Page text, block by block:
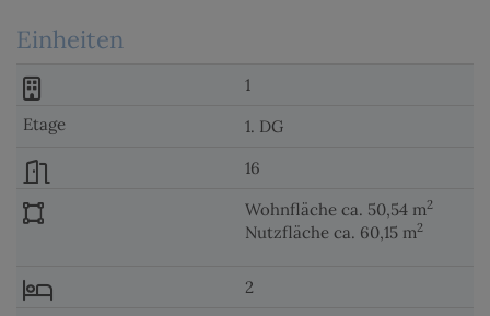
Einheiten
1
1. DG
16
Wohnfläche ca. 50,54 m2
Nutzfläche ca. 60,15 m2
2